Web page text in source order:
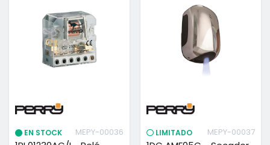
EN STOCK MEPY-00036 LIMITADO MEPY-00037